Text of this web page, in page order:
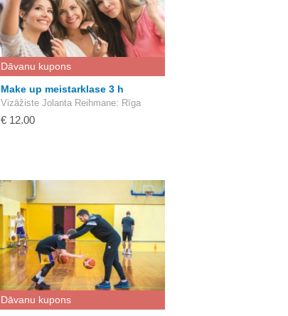
Dāvanu kupons
Make up meistarklase 3 h
Vizāžiste Jolanta Reihmane: Rīga
€ 12.00
Dāvanu kupons